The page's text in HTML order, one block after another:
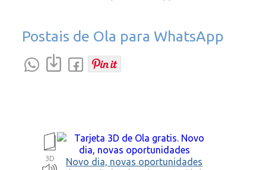
Postais de Ola para WhatsApp
Novo dia, novas oportunidades
3D